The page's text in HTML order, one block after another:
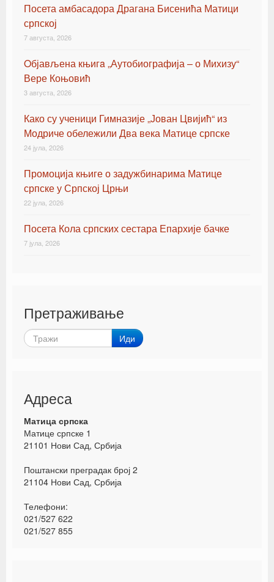
Посета амбасадора Драгана Бисенића Матици
српској
7 августа, 2026
Oбјављена књигa „Аутобиографија – о Михизу“
Вере Коњовић
3 августа, 2026
Како су ученици Гимназије „Јован Цвијић“ из
Модриче обележили Два века Матице српске
24 јула, 2026
Промоција књиге о задужбинарима Матице
српске у Српској Црњи
22 јула, 2026
Посета Кола српских сестара Епархије бачке
7 јула, 2026
Претраживање
Иди
Адреса
Матица српска
Матице српске 1
21101 Нови Сад, Србија
Поштански преградак број 2
21104 Нови Сад, Србија
Телефони:
021/527 622
021/527 855